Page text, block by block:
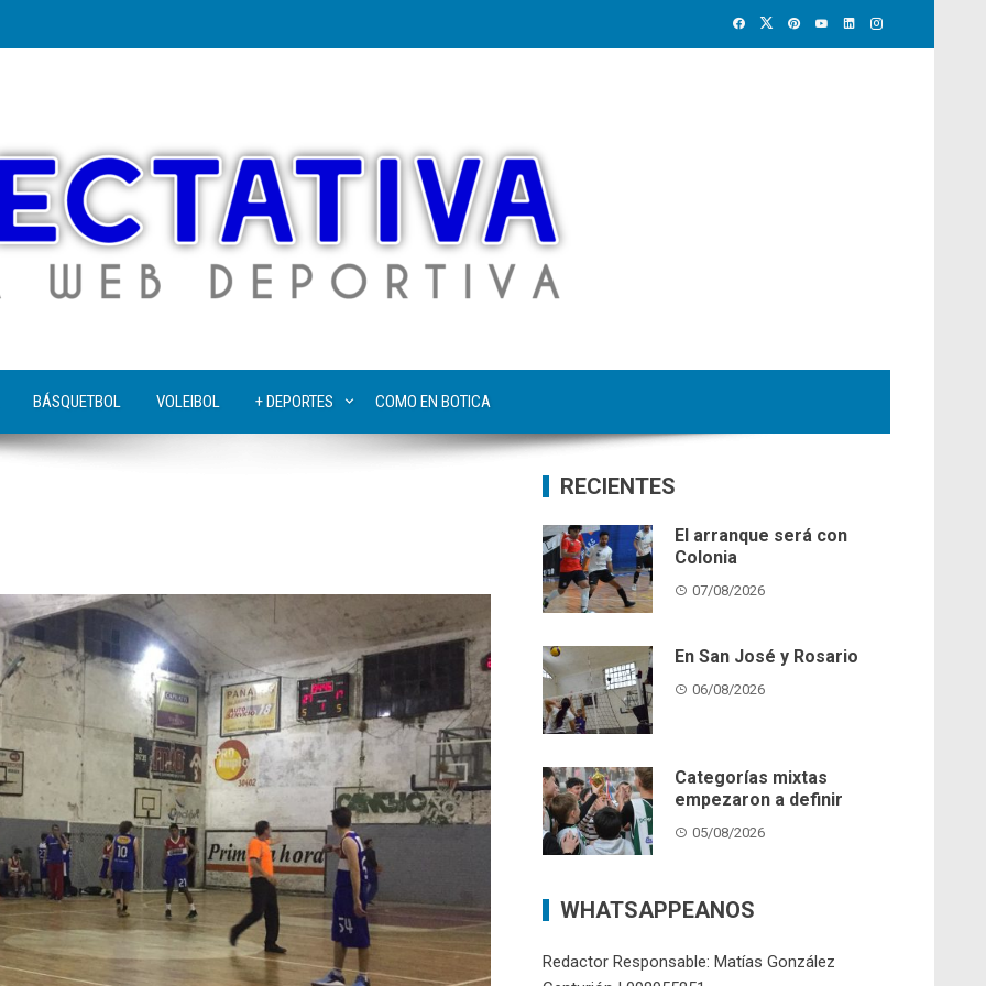
BÁSQUETBOL VOLEIBOL + DEPORTES COMO EN BOTICA
RECIENTES
El arranque será con
Colonia
07/08/2026
En San José y Rosario
06/08/2026
Categorías mixtas
empezaron a definir
05/08/2026
WHATSAPPEANOS
Redactor Responsable: Matías González